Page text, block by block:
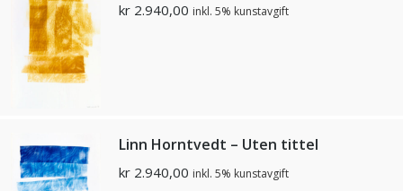
kr 2.940,00 inkl. 5% kunstavgift
Linn Horntvedt – Uten tittel
kr 2.940,00 inkl. 5% kunstavgift